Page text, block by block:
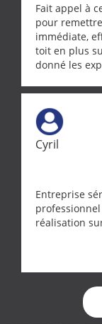
Fait appel à
pour
immédiate,
toit en plus
donné les
Cyril
Entreprise
réalisation